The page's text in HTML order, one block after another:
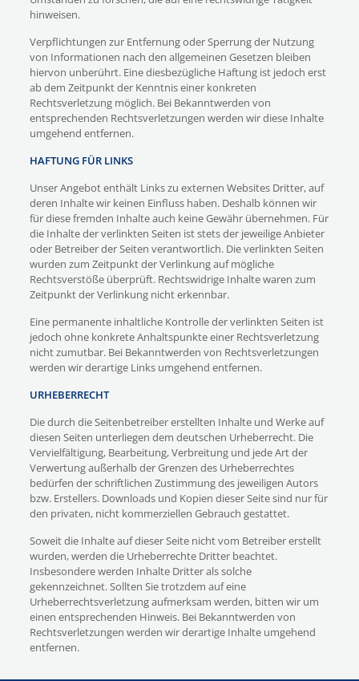
hinweisen.
Verpflichtungen zur Entfernung oder Sperrung der Nutzung
von Informationen nach den allgemeinen Gesetzen bleiben
hiervon unberührt. Eine diesbezügliche Haftung ist jedoch erst
ab dem Zeitpunkt der Kenntnis einer konkreten
Rechtsverletzung möglich. Bei Bekanntwerden von
entsprechenden Rechtsverletzungen werden wir diese Inhalte
umgehend entfernen.
HAFTUNG FÜR LINKS
Unser Angebot enthält Links zu externen Websites Dritter, auf
deren Inhalte wir keinen Einfluss haben. Deshalb können wir
für diese fremden Inhalte auch keine Gewähr übernehmen. Für
die Inhalte der verlinkten Seiten ist stets der jeweilige Anbieter
oder Betreiber der Seiten verantwortlich. Die verlinkten Seiten
wurden zum Zeitpunkt der Verlinkung auf mögliche
Rechtsverstöße überprüft. Rechtswidrige Inhalte waren zum
Zeitpunkt der Verlinkung nicht erkennbar.
Eine permanente inhaltliche Kontrolle der verlinkten Seiten ist
jedoch ohne konkrete Anhaltspunkte einer Rechtsverletzung
nicht zumutbar. Bei Bekanntwerden von Rechtsverletzungen
werden wir derartige Links umgehend entfernen.
URHEBERRECHT
Die durch die Seitenbetreiber erstellten Inhalte und Werke auf
diesen Seiten unterliegen dem deutschen Urheberrecht. Die
Vervielfältigung, Bearbeitung, Verbreitung und jede Art der
Verwertung außerhalb der Grenzen des Urheberrechtes
bedürfen der schriftlichen Zustimmung des jeweiligen Autors
bzw. Erstellers. Downloads und Kopien dieser Seite sind nur für
den privaten, nicht kommerziellen Gebrauch gestattet.
Soweit die Inhalte auf dieser Seite nicht vom Betreiber erstellt
wurden, werden die Urheberrechte Dritter beachtet.
Insbesondere werden Inhalte Dritter als solche
gekennzeichnet. Sollten Sie trotzdem auf eine
Urheberrechtsverletzung aufmerksam werden, bitten wir um
einen entsprechenden Hinweis. Bei Bekanntwerden von
Rechtsverletzungen werden wir derartige Inhalte umgehend
entfernen.